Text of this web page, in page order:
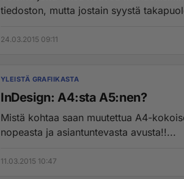
tiedoston, mutta jostain syystä
24.03.2015 09:11
YLEISTÄ GRAFIIKASTA
InDesign: A4:sta A5:nen?
Mistä kohtaa saan muutettua A4-
nopeasta ja asiantuntevasta avusta!!...
11.03.2015 10:47